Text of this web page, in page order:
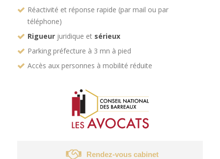
Réactivité et réponse rapide (par mail ou par
téléphone)
Rigueur juridique et sérieux
Parking préfecture à 3 mn à pied
Accès aux personnes à mobilité réduite
Rendez-vous cabinet